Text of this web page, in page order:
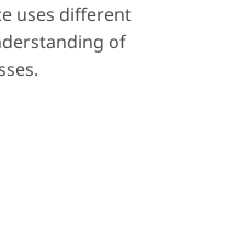
uses different
of